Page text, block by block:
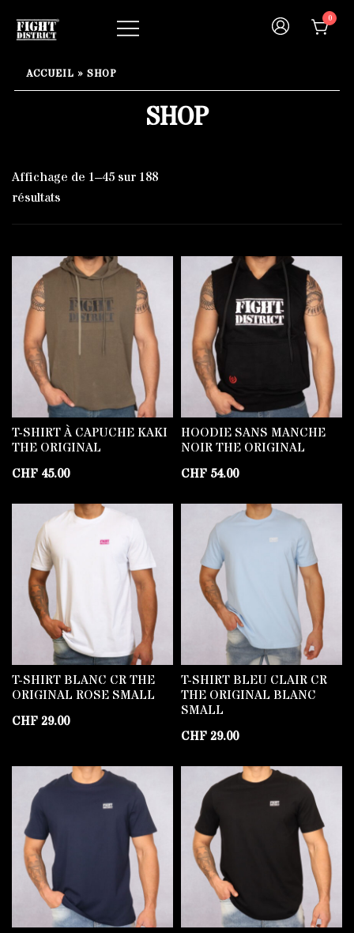
0
ACCUEIL » SHOP
SHOP
Affichage de 1–45 sur 188
résultats
T-SHIRT À CAPUCHE KAKI
THE ORIGINAL
CHF 45.00
HOODIE SANS MANCHE
NOIR THE ORIGINAL
CHF 54.00
T-SHIRT BLANC CR THE
ORIGINAL ROSE SMALL
CHF29.00
T-SHIRT BLEU CLAIR CR
THE ORIGINAL BLANC
SMALL
CHF29.00